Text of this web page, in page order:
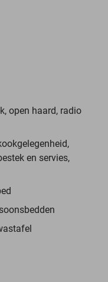
open haard, radio
en servies,